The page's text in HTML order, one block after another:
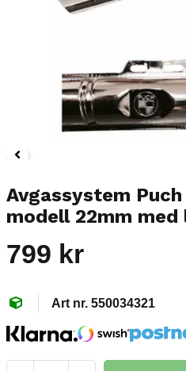
Avgassystem
modell 22mm med
799 kr
550034321